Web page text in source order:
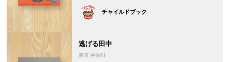
チャイルドブック
逃げる田中
東京 神保町